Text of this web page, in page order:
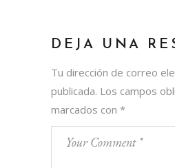
DEJA UNA
Tu dirección de correo
publicada. Los campos
marcados con *